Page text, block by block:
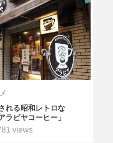
れる昭和レトロな
ラビヤコーヒー」
views